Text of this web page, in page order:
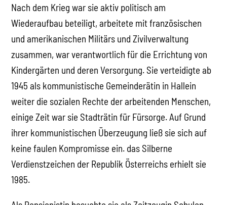
Nach dem Krieg war sie aktiv politisch am
Wiederaufbau beteiligt, arbeitete mit französischen
und amerikanischen Militärs und Zivilverwaltung
zusammen, war verantwortlich für die Errichtung von
Kindergärten und deren Versorgung. Sie verteidigte ab
1945 als kommunistische Gemeinderätin in Hallein
weiter die sozialen Rechte der arbeitenden Menschen,
einige Zeit war sie Stadträtin für Fürsorge. Auf Grund
ihrer kommunistischen Überzeugung ließ sie sich auf
keine faulen Kompromisse ein. das Silberne
Verdienstzeichen der Republik Österreichs erhielt sie
1985.